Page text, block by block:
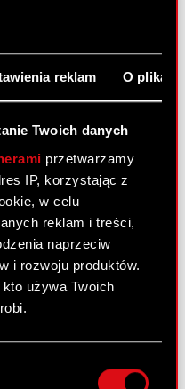
reklam O
Twoich danych
przetwarzamy
IP, korzystając z
w celu
reklam i treści,
naprzeciw
i rozwoju produktów.
używa Twoich
Twojej
ruszają razem
S.A. przy